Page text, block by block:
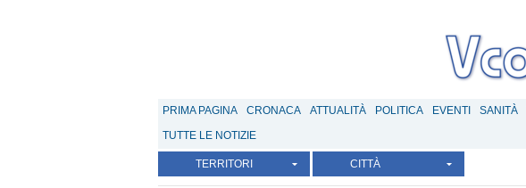
PRIMA PAGINA CRONACA ATTUALITÀ POLITICA EVENTI SANITÀ
TUTTE LE NOTIZIE
TERRITORI CITTÀ